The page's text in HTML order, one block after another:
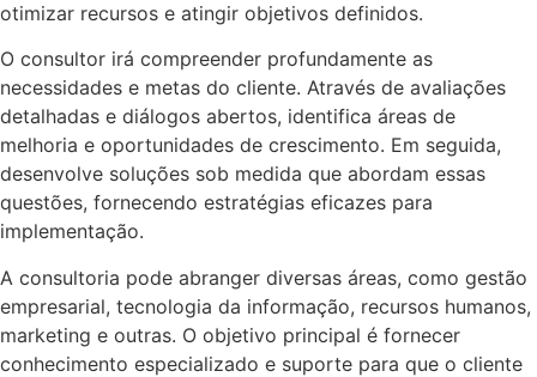
otimizar recursos e atingir objetivos definidos.
O consultor irá compreender profundamente as
necessidades e metas do cliente. Através de avaliações
detalhadas e diálogos abertos, identifica áreas de
melhoria e oportunidades de crescimento. Em seguida,
desenvolve soluções sob medida que abordam essas
questões, fornecendo estratégias eficazes para
implementação.
A consultoria pode abranger diversas áreas, como gestão
empresarial, tecnologia da informação, recursos humanos,
marketing e outras. O objetivo principal é fornecer
conhecimento especializado e suporte para que o cliente